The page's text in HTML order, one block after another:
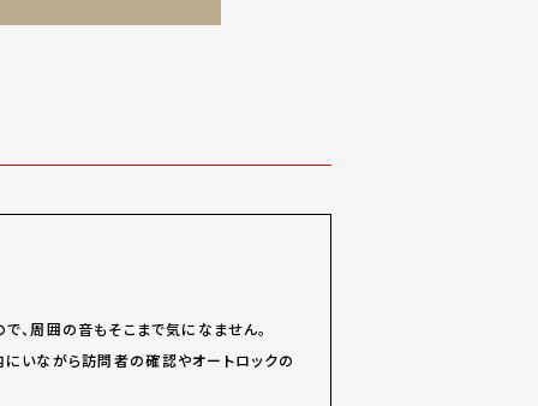
、周囲の音もそこまで気になません。
いながら訪問者の確認やオートロックの